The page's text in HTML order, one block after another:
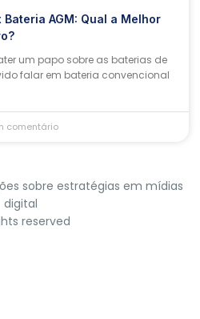
AGM: Qual a Melhor
um papo sobre as baterias de
falar em bateria convencional
comentário
sobre estratégias em mídias
digital
reserved